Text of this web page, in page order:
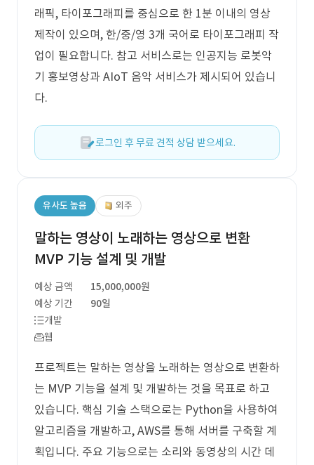
래픽, 타이포그래피를 중심으로 한 1분 이내의 영상
제작이 있으며, 한/중/영 3개 국어로 타이포그래피 작
업이 필요합니다. 참고 서비스로는 인공지능 로봇악
기 홍보영상과 AIoT 음악 서비스가 제시되어 있습니
다.
로그인 후 무료 견적 상담 받으세요.
유사도 높음 외주
말하는 영상이 노래하는 영상으로 변환
MVP 기능 설계 및 개발
예상 금액
15,000,000원
예상 기간
90일
개발
웹
프로젝트는 말하는 영상을 노래하는 영상으로 변환하
는 MVP 기능을 설계 및 개발하는 것을 목표로 하고
있습니다. 핵심 기술 스택으로는 Python을 사용하여
알고리즘을 개발하고, AWS를 통해 서버를 구축할 계
획입니다. 주요 기능으로는 소리와 동영상의 시간 데